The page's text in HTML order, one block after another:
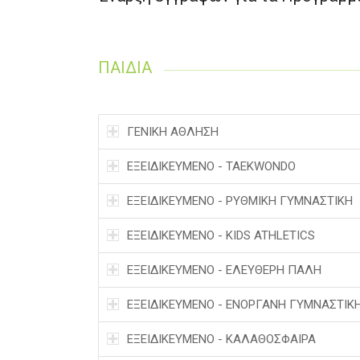
ΠΑΙΔΙΑ
ΓΕΝΙΚΗ ΑΘΛΗΣΗ
ΕΞΕΙΔΙΚΕΥΜΕΝΟ - TAEKWONDO
ΕΞΕΙΔΙΚΕΥΜΕΝΟ - ΡΥΘΜΙΚΗ ΓΥΜΝΑΣΤΙΚΗ
EΞΕΙΔΙΚΕΥΜΕΝΟ - KIDS ATHLETICS
ΕΞΕΙΔΙΚΕΥΜΕΝΟ - ΕΛΕΥΘΕΡΗ ΠΑΛΗ
ΕΞΕΙΔΙΚΕΥΜΕΝΟ - ΕΝΟΡΓΑΝΗ
EΞΕΙΔΙΚΕΥΜΕΝΟ - ΚΑΛΑΘΟΣΦΑΙΡΑ